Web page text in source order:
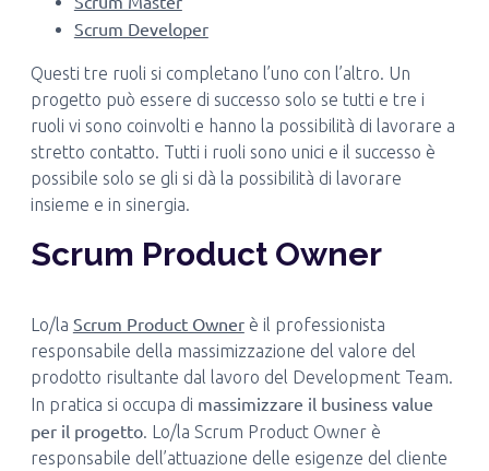
Scrum Developer
Questi tre ruoli si completano l’uno con l’altro. Un
progetto può essere di successo solo se tutti e tre i
ruoli vi sono coinvolti e hanno la possibilità di lavorare a
stretto contatto. Tutti i ruoli sono unici e il successo è
possibile solo se gli si dà la possibilità di lavorare
insieme e in sinergia.
Scrum Product Owner
Lo/la Scrum Product Ownerè il professionista
responsabile della massimizzazione del valore del
prodotto risultante dal lavoro del Development Team.
In pratica si occupa di massimizzare il business value
per il progetto. Lo/la Scrum Product Owner è
responsabile dell’attuazione delle esigenze del cliente